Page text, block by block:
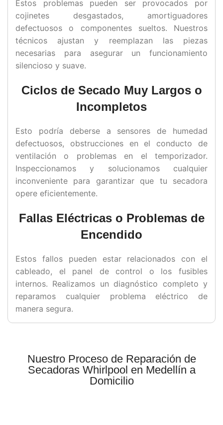
Estos problemas pueden ser provocados por
cojinetes desgastados, amortiguadores
defectuosos o componentes sueltos. Nuestros
técnicos ajustan y reemplazan las piezas
necesarias para asegurar un funcionamiento
silencioso y suave.
Ciclos de Secado Muy Largos o
Incompletos
Esto podría deberse a sensores de humedad
defectuosos, obstrucciones en el conducto de
ventilación o problemas en el temporizador.
Inspeccionamos y solucionamos cualquier
inconveniente para garantizar que tu secadora
opere eficientemente.
Fallas Eléctricas o Problemas de
Encendido
Estos fallos pueden estar relacionados con el
cableado, el panel de control o los fusibles
internos. Realizamos un diagnóstico completo y
reparamos cualquier problema eléctrico de
manera segura.
Nuestro Proceso de Reparación de
Secadoras Whirlpool en Medellín a
Domicilio